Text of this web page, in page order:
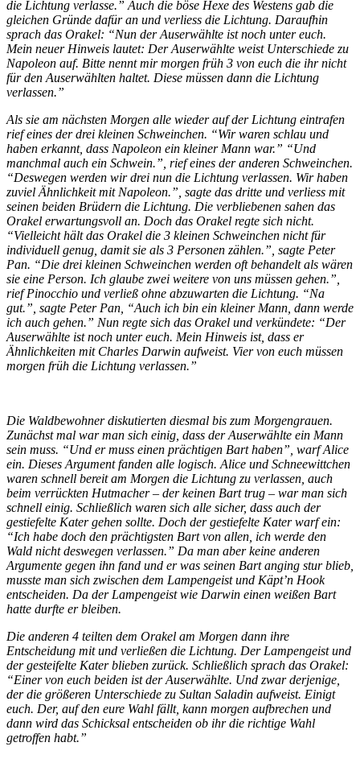
die Lichtung verlasse.” Auch die böse Hexe des Westens gab die
gleichen Gründe dafür an und verliess die Lichtung. Daraufhin
sprach das Orakel: “Nun der Auserwählte ist noch unter euch.
Mein neuer Hinweis lautet: Der Auserwählte weist Unterschiede zu
Napoleon auf. Bitte nennt mir morgen früh 3 von euch die ihr nicht
für den Auserwählten haltet. Diese müssen dann die Lichtung
verlassen.”
Als sie am nächsten Morgen alle wieder auf der Lichtung eintrafen
rief eines der drei kleinen Schweinchen. “Wir waren schlau und
haben erkannt, dass Napoleon ein kleiner Mann war.” “Und
manchmal auch ein Schwein.”, rief eines der anderen Schweinchen.
“Deswegen werden wir drei nun die Lichtung verlassen. Wir haben
zuviel Ähnlichkeit mit Napoleon.”, sagte das dritte und verliess mit
seinen beiden Brüdern die Lichtung. Die verbliebenen sahen das
Orakel erwartungsvoll an. Doch das Orakel regte sich nicht.
“Vielleicht hält das Orakel die 3 kleinen Schweinchen nicht für
individuell genug, damit sie als 3 Personen zählen.”, sagte Peter
Pan. “Die drei kleinen Schweinchen werden oft behandelt als wären
sie eine Person. Ich glaube zwei weitere von uns müssen gehen.”,
rief Pinocchio und verließ ohne abzuwarten die Lichtung. “Na
gut.”, sagte Peter Pan, “Auch ich bin ein kleiner Mann, dann werde
ich auch gehen.” Nun regte sich das Orakel und verkündete: “Der
Auserwählte ist noch unter euch. Mein Hinweis ist, dass er
Ähnlichkeiten mit Charles Darwin aufweist. Vier von euch müssen
morgen früh die Lichtung verlassen.”
Die Waldbewohner diskutierten diesmal bis zum Morgengrauen.
Zunächst mal war man sich einig, dass der Auserwählte ein Mann
sein muss. “Und er muss einen prächtigen Bart haben”, warf Alice
ein. Dieses Argument fanden alle logisch. Alice und Schneewittchen
waren schnell bereit am Morgen die Lichtung zu verlassen, auch
beim verrückten Hutmacher – der keinen Bart trug – war man sich
schnell einig. Schließlich waren sich alle sicher, dass auch der
gestiefelte Kater gehen sollte. Doch der gestiefelte Kater warf ein:
“Ich habe doch den prächtigsten Bart von allen, ich werde den
Wald nicht deswegen verlassen.” Da man aber keine anderen
Argumente gegen ihn fand und er was seinen Bart anging stur blieb,
musste man sich zwischen dem Lampengeist und Käpt’n Hook
entscheiden. Da der Lampengeist wie Darwin einen weißen Bart
hatte durfte er bleiben.
Die anderen 4 teilten dem Orakel am Morgen dann ihre
Entscheidung mit und verließen die Lichtung. Der Lampengeist und
der gesteifelte Kater blieben zurück. Schließlich sprach das Orakel:
“Einer von euch beiden ist der Auserwählte. Und zwar derjenige,
der die größeren Unterschiede zu Sultan Saladin aufweist. Einigt
euch. Der, auf den eure Wahl fällt, kann morgen aufbrechen und
dann wird das Schicksal entscheiden ob ihr die richtige Wahl
getroffen habt.”